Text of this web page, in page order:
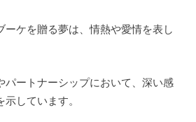
ケを贈る夢は、情熱や愛情を表し
パートナーシップにおいて、深い感
しています。